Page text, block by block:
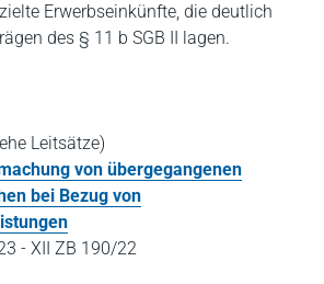
Erwerbseinkünfte, die deutlich
des § 11 b SGB II lagen.
Leitsätze)
von übergegangenen
bei Bezug von
- XII ZB 190/22